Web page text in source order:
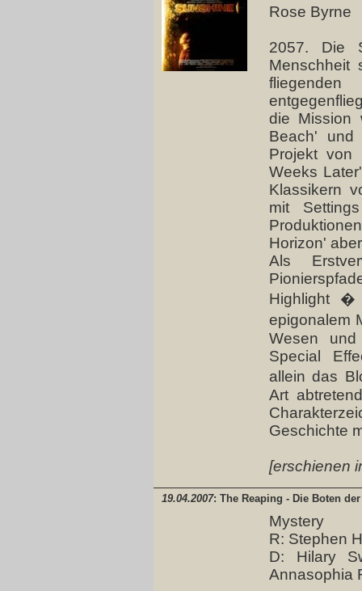
Rose Byrne
2057. Die
Menschheit
die Mission
Beach' und
Projekt von
Weeks
Klassikern
mit
Horizon'
Als
Highlight
epigonalem
Wesen
Special
allein das
Art
Geschichte
[erschienen
19.04.2007: The Reaping - Die Boten
Mystery
R: Stephen
D: Hilary
Annasophia